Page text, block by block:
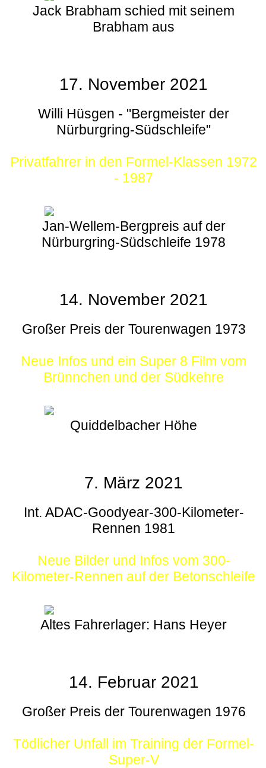
Jack Brabham schied mit seinem
Brabham aus
17. November 2021
Willi Hüsgen - "Bergmeister der
Nürburgring-Südschleife"
Privatfahrer in den Formel-Klassen 1972
- 1987
Jan-Wellem-Bergpreis auf der
Nürburgring-Südschleife 1978
14. November 2021
Großer Preis der Tourenwagen 1973
Neue Infos und ein Super 8 Film vom
Brünnchen und der Südkehre
Quiddelbacher Höhe
7. März 2021
Int. ADAC-Goodyear-300-Kilometer-
Rennen 1981
Neue Bilder und Infos vom 300-
Kilometer-Rennen auf der Betonschleife
Altes Fahrerlager: Hans Heyer
14. Februar 2021
Großer Preis der Tourenwagen 1976
Tödlicher Unfall im Training der Formel-
Super-V